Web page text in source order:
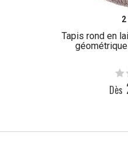
Tapis rond en
Dès